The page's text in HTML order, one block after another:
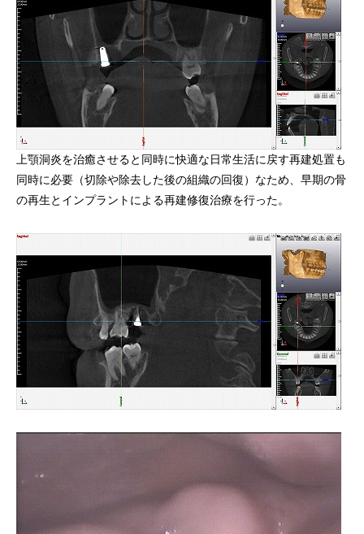
上顎洞炎を治癒させると同時に快適な日常生活に戻す再建処置も
同時に必要（切除や除去した後の組織の回復）なため、早期の骨
の再生とインプラントによる再建修復治療を行った。